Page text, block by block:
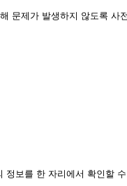
문제가 발생하지 않도록 사
보를 한 자리에서 확인할